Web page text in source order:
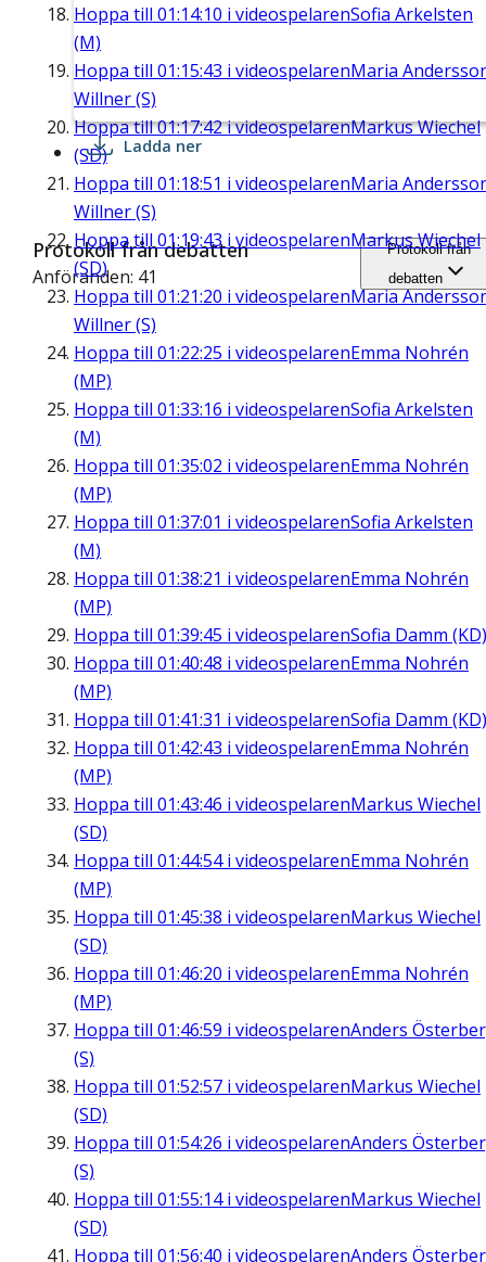
Hoppa till 01:14:10 i videospelarenSofia Arkelsten
(M)
Hoppa till 01:15:43 i videospelarenMaria
Willner (S)
Hoppa till01:17:42i videospelarenMarkus Wiechel
(SD)
Hoppa till 01:18:51 i videospelarenMaria
Willner (S)
Hoppa till 01:19:43 i videospelarenMarkus Wiechel
(SD)
Hoppa till 01:21:20 i videospelarenMaria
Willner (S)
Hoppa till 01:22:25 i videospelarenEmma Nohrén
(MP)
Hoppa till 01:33:16 i videospelarenSofia Arkelsten
(M)
Hoppa till 01:35:02 i videospelarenEmma Nohrén
(MP)
Hoppa till 01:37:01 i videospelarenSofia Arkelsten
(M)
Hoppa till 01:38:21 i videospelarenEmma Nohrén
(MP)
Hoppa till 01:39:45 i videospelarenSofia Damm (KD)
Hoppa till 01:40:48 i videospelarenEmma Nohrén
(MP)
Hoppa till 01:41:31 i videospelarenSofia Damm (KD)
Hoppa till 01:42:43 i videospelarenEmma Nohrén
(MP)
Hoppa till 01:43:46 i videospelarenMarkus Wiechel
(SD)
Hoppa till 01:44:54i videospelarenEmma Nohrén
(MP)
Hoppa till 01:45:38 i videospelarenMarkus Wiechel
(SD)
Hoppa till 01:46:20 i videospelarenEmma Nohrén
(MP)
Hoppa till 01:46:59 i videospelarenAnders
(S)
Hoppa till 01:52:57 i videospelarenMarkus Wiechel
(SD)
Hoppa till 01:54:26 i videospelarenAnders
(S)
Hoppa till 01:55:14i videospelarenMarkus Wiechel
(SD)
Hoppa till 01:56:40 i videospelarenAnders
Ladda ner
Protokoll från debatten
Anföranden: 41
Protokoll från
debatten